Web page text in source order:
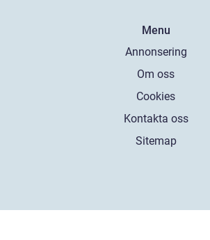
Menu
Annonsering
Om oss
Cookies
Kontakta oss
Sitemap